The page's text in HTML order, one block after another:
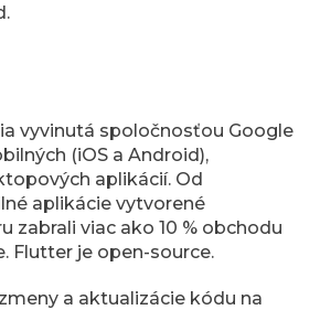
vyvinutá spoločnosťou Google
(iOS a Android),
aplikácií. Od
aplikácie vytvorené
zabrali viac ako 10 % obchodu
Flutter je open-source.
a aktualizácie kódu na